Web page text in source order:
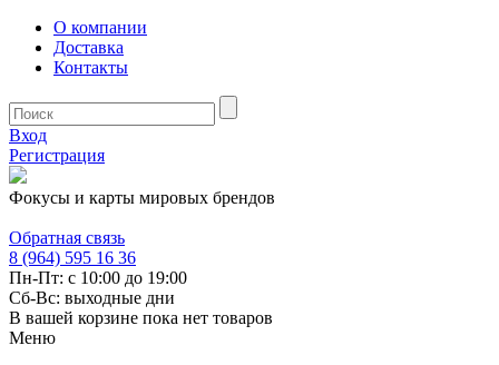
О компании
Доставка
Контакты
Вход
Регистрация
Фокусы и карты мировых брендов
Обратная связь
8 (964) 595 16 36
Пн-Пт: с 10:00 до 19:00
Сб-Вс: выходные дни
В вашей корзине пока нет товаров
Меню